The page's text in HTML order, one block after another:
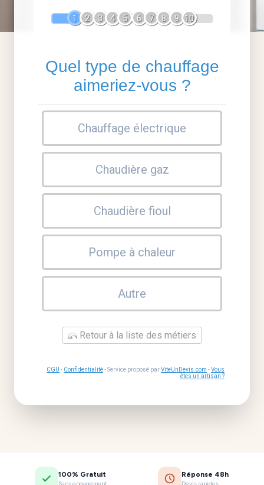
1 2 3 4 5 6 7 8 9 10
Quel type de chauffage
aimeriez-vous ?
Chauffage électrique
Chaudière gaz
Chaudière fioul
Pompe à chaleur
Autre
Retour à la liste des métiers
CGU - Confidentialité- Service proposé parViteUnDevis.com -Vous
êtes un artisan ?
100% Gratuit
Sans engagement
Réponse 48h
Devis rapides